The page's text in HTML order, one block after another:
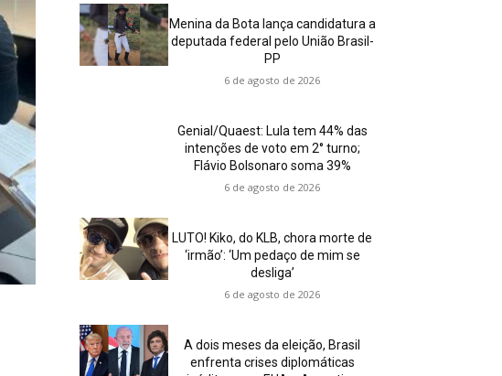
Menina da Bota lança candidatura a
deputada federal pelo União Brasil-
PP
6 de agosto de 2026
Genial/Quaest: Lula tem 44% das
intenções de voto em 2° turno;
Flávio Bolsonaro soma 39%
6 de agosto de 2026
LUTO! Kiko, do KLB, chora morte de
‘irmão’: ‘Um pedaço de mim se
desliga’
6 de agosto de 2026
A dois meses da eleição, Brasil
enfrenta crises diplomáticas